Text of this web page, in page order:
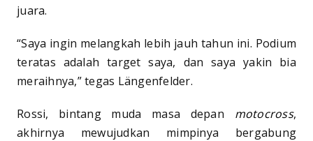
juara.
“Saya ingin melangkah lebih jauh tahun ini. Podium
teratas adalah target saya, dan saya yakin bia
meraihnya,” tegas Längenfelder.
Rossi, bintang muda masa depan motocross,
akhirnya mewujudkan mimpinya bergabung